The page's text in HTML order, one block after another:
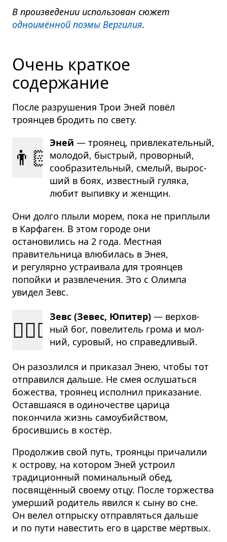
В произведении использован сюжет
одноимённой поэмы Вергилия.
Очень краткое
содержание
После разрушения Трои Эней повёл
троянцев бродить по свету.
👨🏻
Эней — тро­я­нец, при­вле­ка­тель­ный,
моло­дой, быстрый, про­вор­ный,
сооб­ра­зи­тель­ный, сме­лый, вырос­
ший в боях, извест­ный гуляка,
любит выпивку и жен­щин.
Они долго плыли морем, пока не приплыли
в Карфаген. В этом городе они
остановились на 2 года. Местная
правительница влюбилась в Энея,
и регулярно устраивала для троянцев
попойки и развлечения. Это с Олимпа
увидел Зевс.
🧔🏻‍♂️ Зевс (Зевес, Юпитер) — вер­хов­
ный бог, пове­ли­тель грома и мол­
ний, суро­вый, но спра­вед­ли­вый.
Он разозлился и приказал Энею, чтобы тот
отправился дальше. Не смея ослушаться
божества, троянец исполнил приказание.
Оставшаяся в одиночестве царица
покончила жизнь самоубийством,
бросившись в костёр.
Продолжив свой путь, троянцы причалили
к острову, на котором Эней устроил
традиционный поминальный обед,
посвящённый своему отцу. После торжества
умерший родитель явился к сыну во сне.
Он велел отпрыску отправляться дальше
и по пути навестить его в царстве мёртвых.